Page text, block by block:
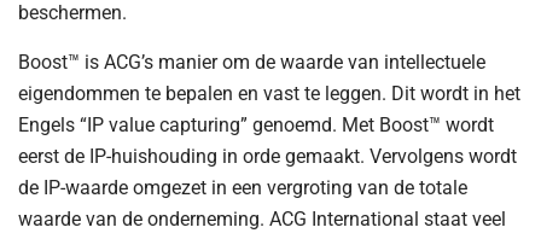
beschermen.
Boost™ is ACG’s manier om de waarde van intellectuele
eigendommen te bepalen en vast te leggen. Dit wordt in het
Engels “IP value capturing” genoemd. Met Boost™ wordt
eerst de IP-huishouding in orde gemaakt. Vervolgens wordt
de IP-waarde omgezet in een vergroting van de totale
waarde van de onderneming. ACG International staat veel